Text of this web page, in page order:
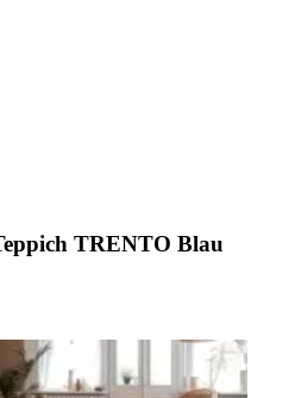
TRENTO Blau